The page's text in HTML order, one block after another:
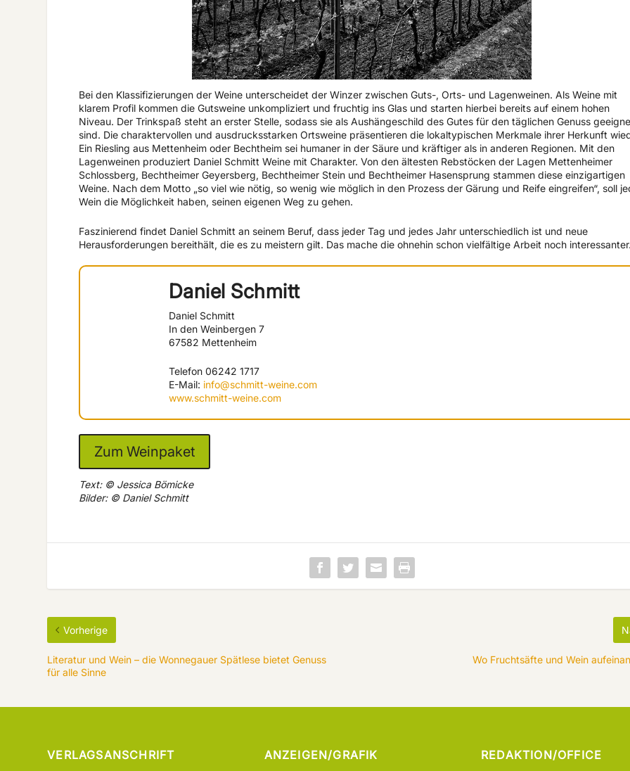
Bei den Klassifizierungen der Weine unterscheidet der Winzer zwischen Guts-, Orts- und Lagenweinen. Als Weine mit
klarem Profil kommen die Gutsweine unkompliziert und fruchtig ins Glas und starten hierbei bereits auf einem hohen
Niveau. Der Trinkspaß steht an erster Stelle, sodass sie als Aushängeschild des Gutes für den täglichen Genuss
sind. Die charaktervollen und ausdrucksstarken Ortsweine präsentieren die lokaltypischen Merkmale ihrer Herkunft
Ein Riesling aus Mettenheim oder Bechtheim sei humaner in der Säure und kräftiger als in anderen Regionen. Mit den
Lagenweinen produziert Daniel Schmitt Weine mit Charakter. Von den ältesten Rebstöcken der Lagen Mettenheimer
Schlossberg, Bechtheimer Geyersberg, Bechtheimer Stein und Bechtheimer Hasensprung stammen diese einzigartigen
Weine. Nach dem Motto „so viel wie nötig, so wenig wie möglich in den Prozess der Gärung und Reife eingreifen“, soll
Wein die Möglichkeit haben, seinen eigenen Weg zu gehen.
Faszinierend findet Daniel Schmitt an seinem Beruf, dass jeder Tag und jedes Jahr unterschiedlich ist und neue
Herausforderungen bereithält, die es zu meistern gilt. Das mache die ohnehin schon vielfältige Arbeit noch
Daniel Schmitt
Daniel Schmitt
In den Weinbergen 7
67582 Mettenheim
Telefon 06242 1717
E-Mail: info@schmitt-weine.com
www.schmitt-weine.com
Zum Weinpaket
Text: © Jessica Bömicke
Bilder: © Daniel Schmitt
Vorherige
Literatur und Wein – die Wonnegauer Spätlese bietet Genuss
für alle Sinne
Wo Fruchtsäfte und Wein
VERLAGSANSCHRIFT ANZEIGEN/GRAFIK REDAKTION/OFFICE